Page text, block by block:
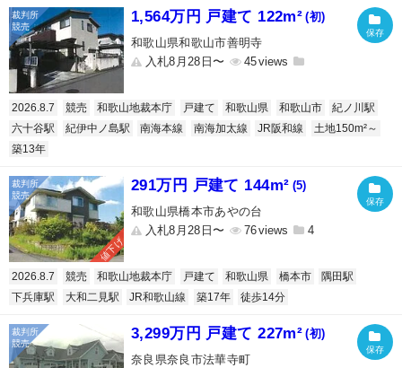
1,564万円 戸建て 122m² (初)
和歌山県和歌山市善明寺
入札8月28日〜
45
2026.8.7 競売 和歌山地裁本庁 戸建て 和歌山県 和歌山市
紀ノ川駅
六十谷駅
紀伊中ノ島駅 南海本線 南海加太線 JR阪和線
土地150m²～
築13年
値下げ
291万円 戸建て 144m² (5)
和歌山県橋本市あやの台
入札8月28日〜
76 4
2026.8.7 競売 和歌山地裁本庁 戸建て 和歌山県 橋本市
隅田駅
下兵庫駅
大和二見駅 JR和歌山線 築17年 徒歩14分
3,299万円 戸建て 227m² (初)
奈良県奈良市法華寺町